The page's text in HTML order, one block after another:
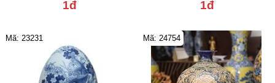
1đ 1đ
Mã: 23231 Mã: 24754